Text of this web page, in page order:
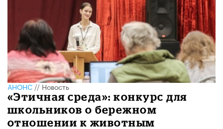
АНОНС//Новость
«Этичная среда»: конкурс для
школьников о бережном
отношении к животным